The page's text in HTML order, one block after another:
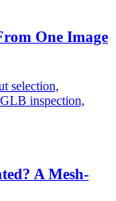
One Image
selection,
inspection,
A Mesh-